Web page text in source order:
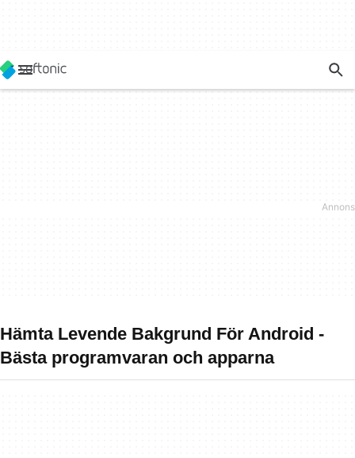
Hämta Levende Bakgrund För Android -
Bästa programvaran och apparna